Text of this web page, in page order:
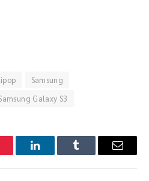
Samsung
Galaxy S3
LinkedInTumblr Email